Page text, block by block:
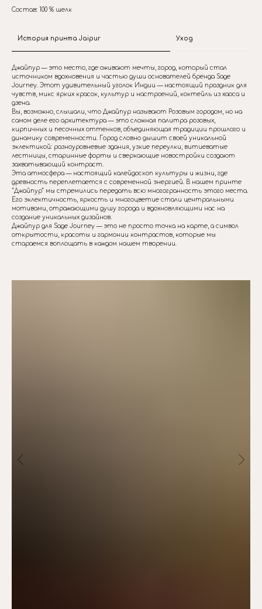
Состав: 100 % шелк
История принта Jaipur Уход
Джайпур — это место, где оживают мечты, город, который стал
источником вдохновения и частью души основателей бренда Sage
Journey. Этот удивительный уголок Индии — настоящий праздник для
чувств, микс ярких красок, культур и настроений, коктейль из хаоса и
дзена.
Вы, возможно, слышали, что Джайпур называют Розовым городом, но на
самом деле его архитектура — это сложная палитра розовых,
кирпичных и песочных оттенков, объединяющая традиции прошлого и
динамику современности. Город словно дышит своей уникальной
эклектикой: разноуровневые здания, узкие переулки, витиеватые
лестницы, старинные форты и сверкающие новостройки создают
захватывающий контраст.
Эта атмосфера — настоящий калейдоскоп культуры и жизни, где
древность переплетается с современной энергией. В нашем принте
“Джайпур” мы стремились передать всю многогранность этого места.
Его эклектичность, яркость и многоцветие стали центральными
мотивами, отражающими душу города и вдохновляющими нас на
создание уникальных дизайнов.
Джайпур для Sage Journey — это не просто точка на карте, а символ
открытости, красоты и гармонии контрастов, которые мы
стараемся воплощать в каждом нашем творении.